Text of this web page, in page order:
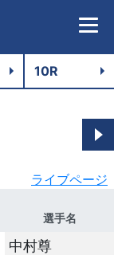
ライブページ
選手名
中村尊